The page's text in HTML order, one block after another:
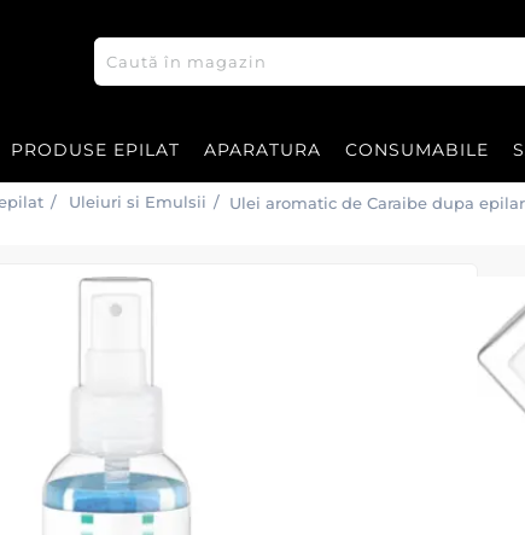
PRODUSE EPILAT APARATURA CONSUMABILE
/ Uleiuri si Emulsii / Ulei aromatic de Caraibe dupa